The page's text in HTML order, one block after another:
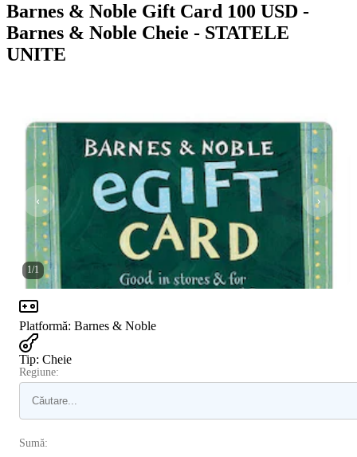
Barnes & Noble Gift Card 100 USD -
Barnes & Noble Cheie - STATELE
UNITE
1/1
Platformă: Barnes & Noble
Tip: Cheie
Regiune:
Sumă: